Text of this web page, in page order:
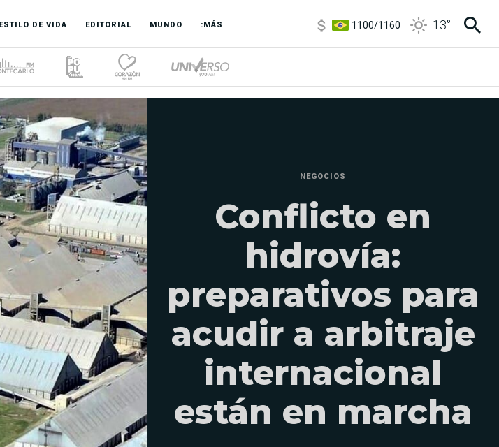
ESTILO DE VIDA EDITORIAL MUNDO :MÁS
3,8/4
6850/7200
13°
NEGOCIOS
Conflicto en
hidrovía:
preparativos para
acudir a arbitraje
internacional
están en marcha